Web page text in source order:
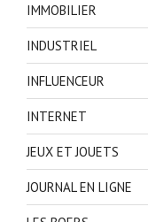
IMMOBILIER
INDUSTRIEL
INFLUENCEUR
INTERNET
JEUX ET JOUETS
JOURNAL EN LIGNE